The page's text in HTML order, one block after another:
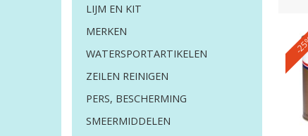
LIJM EN KIT
MERKEN
WATERSPORTARTIKELEN
ZEILEN REINIGEN
PERS, BESCHERMING
SMEERMIDDELEN
-